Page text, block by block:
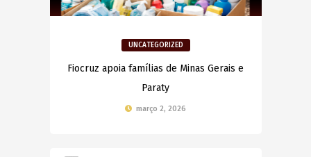
UNCATEGORIZED
Fiocruz apoia famílias de Minas Gerais e
Paraty
março 2, 2026